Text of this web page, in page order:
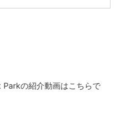
の紹介動画はこちらで